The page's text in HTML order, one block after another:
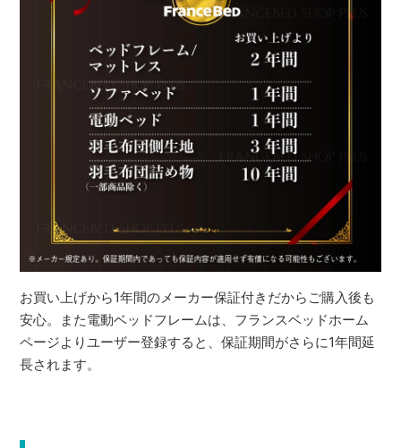
お買い上げから1年間のメーカー保証付きだからご購入後も
安心。また電動ベッドフレームは、フランスベッドホーム
ページよりユーザー登録すると、保証期間がさらに1年間延
長されます。